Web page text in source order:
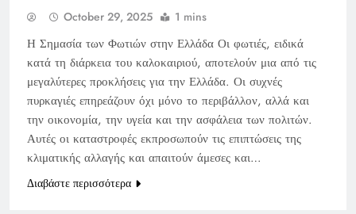
October 29, 2025 1 mins
Η Σημασία των Φωτιών στην Ελλάδα Οι φωτιές, ειδικά
κατά τη διάρκεια του καλοκαιριού, αποτελούν μια από τις
μεγαλύτερες προκλήσεις για την Ελλάδα. Οι συχνές
πυρκαγιές επηρεάζουν όχι μόνο το περιβάλλον, αλλά και
την οικονομία, την υγεία και την ασφάλεια των πολιτών.
Αυτές οι καταστροφές εκπροσωπούν τις επιπτώσεις της
κλιματικής αλλαγής και απαιτούν άμεσες και…
Διαβάστε περισσότερα